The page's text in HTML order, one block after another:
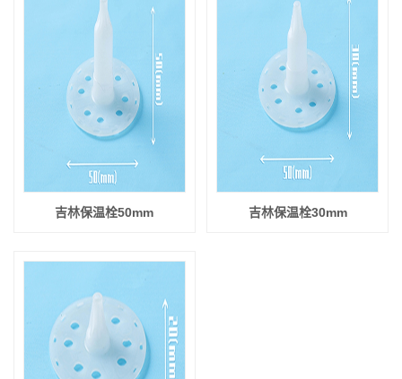
吉林保温栓50mm 吉林保温栓30mm